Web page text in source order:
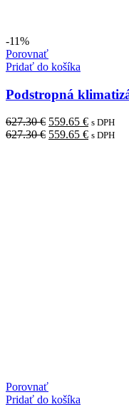
-11%
Porovnať
Pridať do košíka
Podstropná
627.30€ Pôvodná
cena
559.65 €Aktuálna
cena
s DPH
627.30€ Pôvodná
559.65 €Aktuálna
s DPH
Porovnať
Pridať do košíka